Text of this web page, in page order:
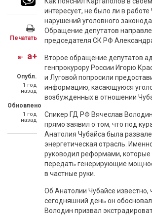
Печатать
a- a+
Опубл.
1 год
назад
Обновлено
1 год
назад
интересует, не было ли в работе
нарушений уголовного
Обращение депутатов
председателя СК РФ
Второе обращение депутатов
генпрокурору России Игорю
и Луговой попросили
информацию, касающуюся
возбужденных в отношении
Спикер ГД РФ Вячеслав
прямо заявил о том, что под
Анатолия Чубайса была
энергетическая отрасль.
руководил реформами, которые
передать генерирующие
в частные руки.
Об Анатолии Чубайсе известно,
сегодняшний день он
Володин призвал